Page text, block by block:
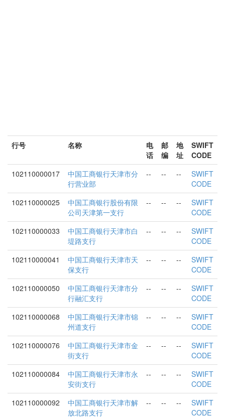
行号 名称
电
话
邮
编
地
址
SWIFT
CODE
102110000017
中国工商银行天津市分
行营业部
-- -- --
SWIFT
CODE
102110000025
中国工商银行股份有限
公司天津第一支行
-- -- --
SWIFT
CODE
102110000033
中国工商银行天津市白
堤路支行
-- -- --
SWIFT
CODE
102110000041
中国工商银行天津市天
保支行
-- -- --
SWIFT
CODE
102110000050
中国工商银行天津市分
行融汇支行
-- -- --
SWIFT
CODE
102110000068
中国工商银行天津市锦
州道支行
-- -- --
SWIFT
CODE
102110000076
中国工商银行天津市金
街支行
-- -- --
SWIFT
CODE
102110000084
中国工商银行天津市永
安街支行
-- -- --
SWIFT
CODE
102110000092
中国工商银行天津市解
放北路支行
-- -- --
SWIFT
CODE